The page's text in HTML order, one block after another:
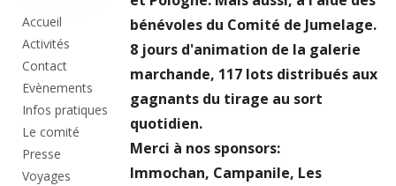
principale
Accueil
Activités
Contact
Evènements
Infos pratiques
Le comité
Presse
Voyages
bénévoles du Comité de Jumelage.
8 jours d'animation de la galerie
marchande, 117 lots distribués aux
gagnants du tirage au sort
quotidien.
Merci à nos sponsors:
Immochan, Campanile, Les